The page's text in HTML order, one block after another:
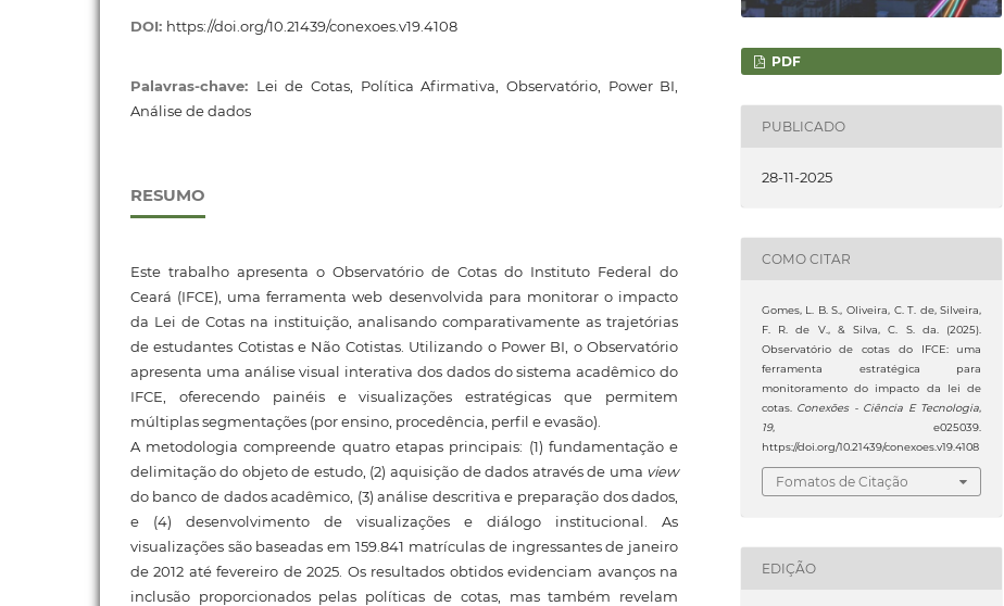
DOI: https://doi.org/10.21439/conexoes.v19.4108
Palavras-chave: Lei de Cotas, Política Afirmativa, Observatório, Power BI,
Análise de dados
RESUMO
Este trabalho apresenta o Observatório de Cotas do Instituto Federal do
Ceará (IFCE), uma ferramenta web desenvolvida para monitorar o impacto
da Lei de Cotas na instituição, analisando comparativamente as trajetórias
de estudantes Cotistas e Não Cotistas. Utilizando o Power BI, o Observatório
apresenta uma análise visual interativa dos dados do sistema acadêmico do
IFCE, oferecendo painéis e visualizações estratégicas que permitem
múltiplas segmentações (por ensino, procedência, perfil e evasão).
A metodologia compreende quatro etapas principais: (1) fundamentação e
delimitação do objeto de estudo, (2) aquisição de dados através de uma view
do banco de dados acadêmico, (3) análise descritiva e preparação dos dados,
e (4) desenvolvimento de visualizações e diálogo institucional. As
visualizações são baseadas em 159.841 matrículas de ingressantes de janeiro
de 2012 até fevereiro de 2025. Os resultados obtidos evidenciam avanços na
inclusão proporcionados pelas políticas de cotas, mas também revelam
PDF
PUBLICADO
28-11-2025
COMO CITAR
Gomes, L. B. S., Oliveira, C. T. de, Silveira,
F. R. de V., & Silva, C. S. da. (2025).
Observatório de cotas do IFCE: uma
ferramenta estratégica para
monitoramento do impacto da lei de
cotas. Conexões - Ciência E Tecnologia,
19, e025039.
https://doi.org/10.21439/conexoes.v19.4108
Fomatos de Citação
EDIÇÃO